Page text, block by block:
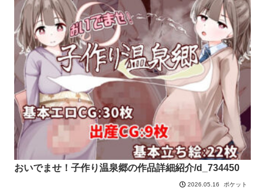
おいでませ！子作り温泉郷の作品詳細紹介/d_734450
2026.05.16 ポケット